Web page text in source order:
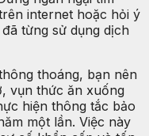
internet hoặc hỏi ý
từng sử dụng dịch
thoáng, bạn nên
vụn thức ăn xuống
hiện thông tắc bảo
một lần. Việc này